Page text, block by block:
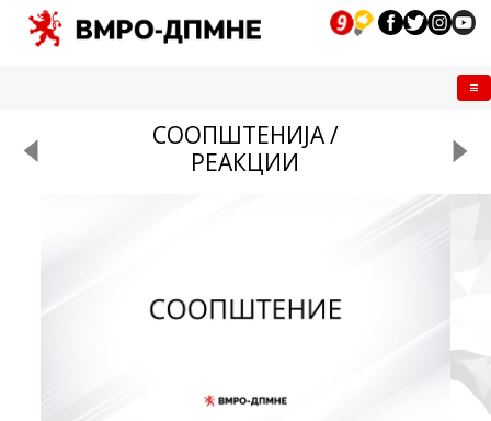
СООПШТЕНИЈА /
РЕАКЦИИ